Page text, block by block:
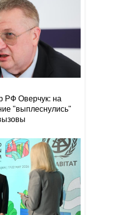
парламента Ирана
о подготовке США к
атаке
август 2026
мира заключил
в Газе
тайна
последней
империи Евразии
РФ Оверчук: на
"выплеснулись"